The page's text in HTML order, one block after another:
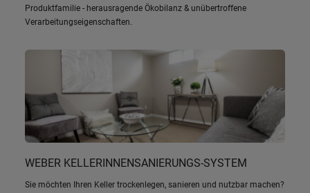
Produktfamilie - herausragende Ökobilanz & unübertroffene
Verarbeitungseigenschaften.
WEBER KELLERINNENSANIERUNGS-SYSTEM
Sie möchten Ihren Keller trockenlegen, sanieren und nutzbar machen?